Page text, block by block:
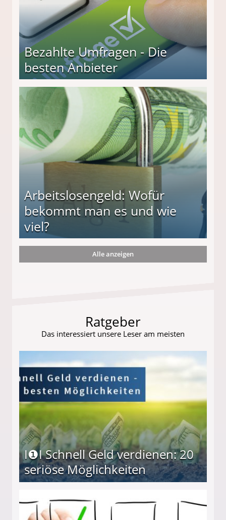
Bezahlte Umfragen - Die
besten Anbieter
Arbeitslosengeld: Wofür
bekommt man es und wie
viel?
und wie viel?
Alle anzeigen
Ratgeber
Das interessiert unsere Leser am meisten
I❶I Schnell Geld verdienen: 20
seriöse Möglichkeiten